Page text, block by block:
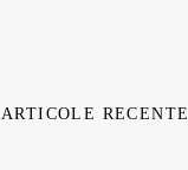
ARTICOLE RECENTE